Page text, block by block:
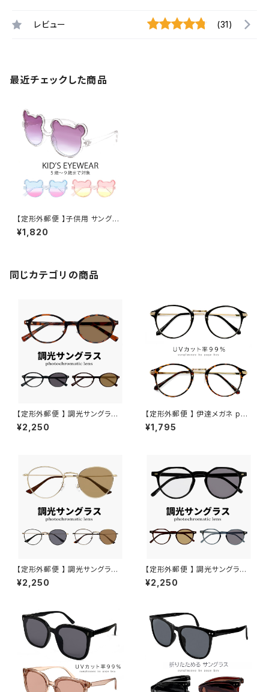
レビュー (31)
最近チェックした商品
【定形外郵便 】子供用 サングラ
ス zs8206 キッズ 小学生 低学
年 から 中学年 対象 おしゃれ
フレーム uvカット 紫外線対策
インスタ映え
¥1,820
同じカテゴリの商品
【定形外郵便 】 調光サングラス j
j4138 メンズ レディース ユニセ
ックス モデル オシャレ かわいい
¥2,250
【定形外郵便 】 伊達メガネ py6
412 uvカット 紫外線対策 py6
412 クリアサングラス ボストン
黒ぶち べっ甲柄 カラー
¥1,795
【定形外郵便 】 調光サングラス j
j4141 小ぶり メンズ レディース
ユニセックス モデル オシャレ か
対策 調光レンズ 色が変わる サ
ングラス
¥2,250
【定形外郵便 】 調光サングラス j
j4140 メンズ レディース ユニセ
ックス モデル オシャレ かわいい
色が変わる サングラス
¥2,250